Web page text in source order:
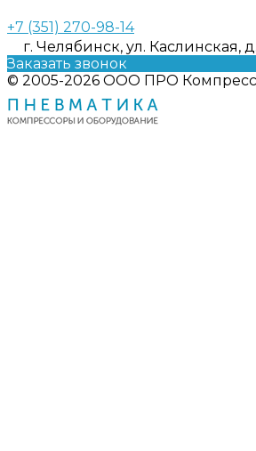
+7 (351) 270-98-14
г. Челябинск, ул. Каслинская,
Заказать звонок
© 2005-2026 ООО ПРО